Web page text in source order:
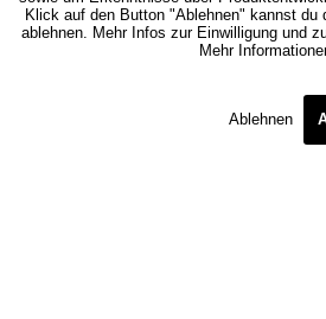
Klick auf den Button "Ablehnen" kannst du
ablehnen. Mehr Infos zur Einwilligung und
Mehr
Ablehnen